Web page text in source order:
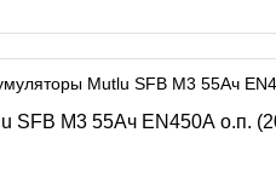
SFB M3 55Ач EN450А о.п.